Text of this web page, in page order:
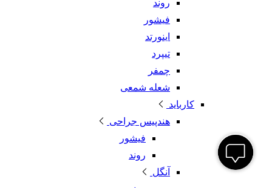
روند
فیشور
اینورتد
تیپرد
چمفر
شعله شمعی
کارباید
هندپیس جراحی
فیشور
روند
آنگل